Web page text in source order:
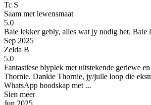
Tc S
Saam met lewensmaat
5.0
Baie lekker gebly, alles wat jy nodig het. Baie
Sep 2025
Zelda B
5.0
Fantastiese blyplek met uitstekende geriewe
Thornie. Dankie Thornie, jy/julle loop die
WhatsApp boodskap met ...
Sien meer